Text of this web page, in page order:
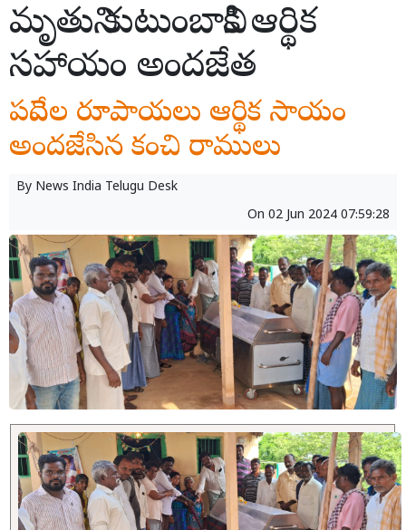
మృతుని కుటుంబానికి ఆర్థిక
సహాయం అందజేత
పదివేల రూపాయలు ఆర్థిక సాయం
అందజేసిన కంచి రాములు
By News India Telugu Desk
On 02 Jun 2024 07:59:28